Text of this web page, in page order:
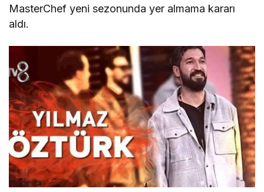
MasterChef yeni sezonunda yer almama kararı
aldı.